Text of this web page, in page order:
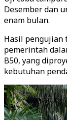
Desember dan
enam bulan.
Hasil pengujian
pemerintah
B50, yang
kebutuhan